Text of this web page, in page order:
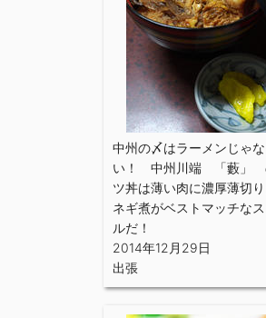
中州の〆はラーメンじゃな
い！ 中州川端 「藪」
ツ丼は薄い肉に濃厚薄切
ネギ煮がベストマッチな
ルだ！
2014年12月29日
出張